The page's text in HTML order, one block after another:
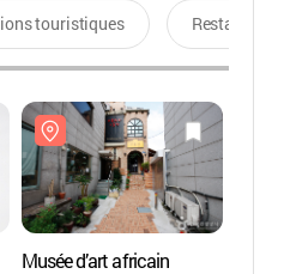
touristiques Restaurants
Musée d’art africain